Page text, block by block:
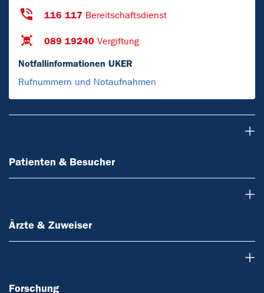
116 117 Bereitschaftsdienst
089 19240 Vergiftung
Notfallinformationen UKER
Rufnummern und Notaufnahmen
Patienten & Besucher
Ärzte & Zuweiser
Forschung